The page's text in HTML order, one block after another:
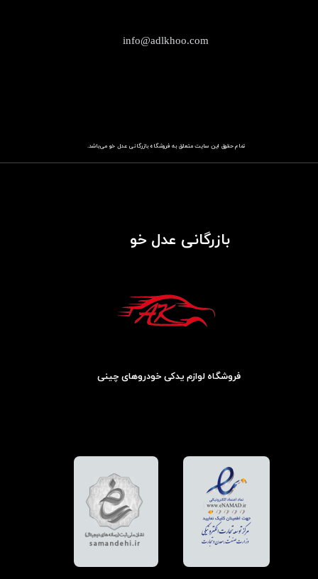
تمام حقوق این سایت متعلق به فروشگاهباز​​​​​​​رگانی عدل خو می‌باشد.
info@adlkhoo.com
بازرگانی عدل خو
فروشگاه لوازم یدکی خودروهای چینی